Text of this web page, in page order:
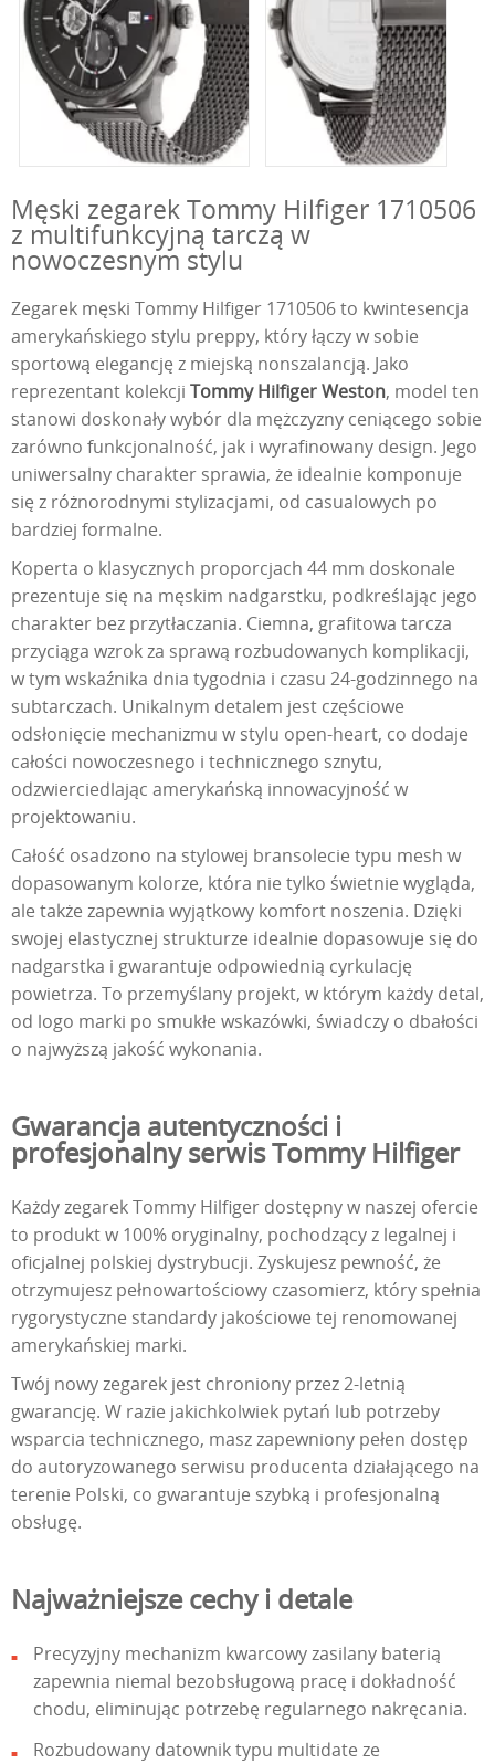
Męski zegarek Tommy Hilfiger 1710506
z multifunkcyjną tarczą w
nowoczesnym stylu
Zegarek męski Tommy Hilfiger 1710506 to kwintesencja
amerykańskiego stylu preppy, który łączy w sobie
sportową elegancję z miejską nonszalancją. Jako
reprezentant kolekcji Tommy Hilfiger Weston, model ten
stanowi doskonały wybór dla mężczyzny ceniącego sobie
zarówno funkcjonalność, jak i wyrafinowany design. Jego
uniwersalny charakter sprawia, że idealnie komponuje
się z różnorodnymi stylizacjami, od casualowych po
bardziej formalne.
Koperta o klasycznych proporcjach 44 mm doskonale
prezentuje się na męskim nadgarstku, podkreślając jego
charakter bez przytłaczania. Ciemna, grafitowa tarcza
przyciąga wzrok za sprawą rozbudowanych komplikacji,
w tym wskaźnika dnia tygodnia i czasu 24-godzinnego na
subtarczach. Unikalnym detalem jest częściowe
odsłonięcie mechanizmu w stylu open-heart, co dodaje
całości nowoczesnego i technicznego sznytu,
odzwierciedlając amerykańską innowacyjność w
projektowaniu.
Całość osadzono na stylowej bransolecie typu mesh w
dopasowanym kolorze, która nie tylko świetnie wygląda,
ale także zapewnia wyjątkowy komfort noszenia. Dzięki
swojej elastycznej strukturze idealnie dopasowuje się do
nadgarstka i gwarantuje odpowiednią cyrkulację
powietrza. To przemyślany projekt, w którym każdy detal,
od logo marki po smukłe wskazówki, świadczy o dbałości
o najwyższą jakość wykonania.
Gwarancja autentyczności i
profesjonalny serwis Tommy Hilfiger
Każdy zegarek Tommy Hilfiger dostępny w naszej ofercie
to produkt w 100% oryginalny, pochodzący z legalnej i
oficjalnej polskiej dystrybucji. Zyskujesz pewność, że
otrzymujesz pełnowartościowy czasomierz, który spełnia
rygorystyczne standardy jakościowe tej renomowanej
amerykańskiej marki.
Twój nowy zegarek jest chroniony przez 2-letnią
gwarancję. W razie jakichkolwiek pytań lub potrzeby
wsparcia technicznego, masz zapewniony pełen dostęp
do autoryzowanego serwisu producenta działającego na
terenie Polski, co gwarantuje szybką i profesjonalną
obsługę.
Najważniejsze cechy i detale
Precyzyjny mechanizm kwarcowy zasilany baterią
zapewnia niemal bezobsługową pracę i dokładność
chodu, eliminując potrzebę regularnego nakręcania.
Rozbudowany datownik typu multidate ze